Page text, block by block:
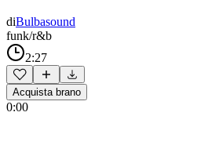
diBulbasound
funk/r&b
2:27
Acquista brano
0:00